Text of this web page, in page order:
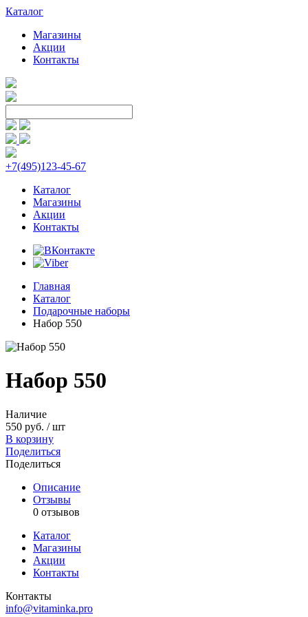
Каталог
Магазины
Акции
Контакты
+7(495)123-45-67
Каталог
Магазины
Акции
Контакты
Главная
Каталог
Подарочные наборы
Набор 550
Набор 550
Наличие
550 руб. / шт
В корзину
Поделиться
Поделиться
Описание
Отзывы
0 отзывов
Каталог
Магазины
Акции
Контакты
Контакты
info@vitaminka.pro